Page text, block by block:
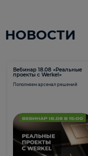
НОВОСТИ
Вебинар 18.08 «Реальные
проекты с Werkel»
Пополняем арсенал решений